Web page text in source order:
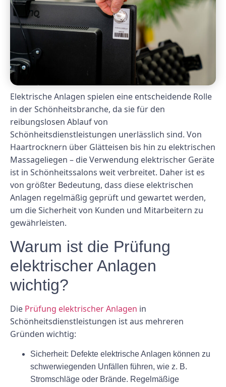
Elektrische Anlagen spielen eine entscheidende Rolle
in der Schönheitsbranche, da sie für den
reibungslosen Ablauf von
Schönheitsdienstleistungen unerlässlich sind. Von
Haartrocknern über Glätteisen bis hin zu elektrischen
Massageliegen – die Verwendung elektrischer Geräte
ist in Schönheitssalons weit verbreitet. Daher ist es
von größter Bedeutung, dass diese elektrischen
Anlagen regelmäßig geprüft und gewartet werden,
um die Sicherheit von Kunden und Mitarbeitern zu
gewährleisten.
Warum ist die Prüfung
elektrischer Anlagen
wichtig?
Die Prüfung elektrischer Anlagen in
Schönheitsdienstleistungen ist aus mehreren
Gründen wichtig:
Sicherheit: Defekte elektrische Anlagen können zu
schwerwiegenden Unfällen führen, wie z. B.
Stromschläge oder Brände. Regelmäßige